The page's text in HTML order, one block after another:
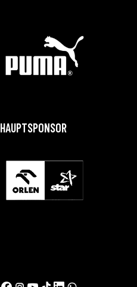
HAUPTSPONSOR